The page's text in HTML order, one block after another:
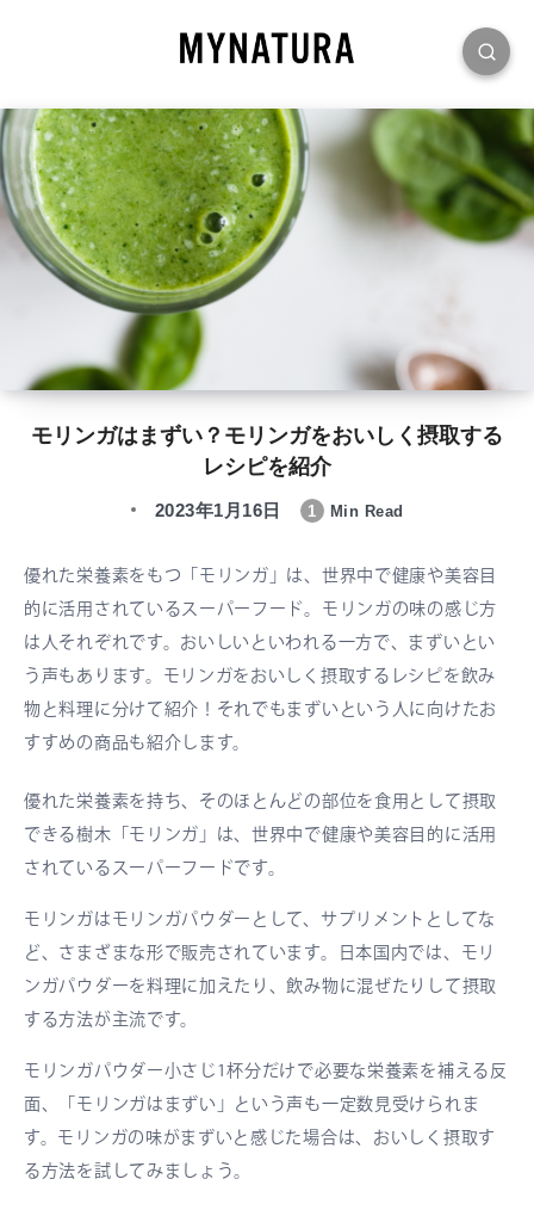
モリンガはまずい？モリンガをおいしく摂取する
レシピを紹介
2023年1月16日 1 Min Read
優れた栄養素をもつ「モリンガ」は、世界中で健康や美容目
的に活用されているスーパーフード。モリンガの味の感じ方
は人それぞれです。おいしいといわれる一方で、まずいとい
う声もあります。モリンガをおいしく摂取するレシピを飲み
物と料理に分けて紹介！それでもまずいという人に向けたお
すすめの商品も紹介します。
優れた栄養素を持ち、そのほとんどの部位を食用として摂取
できる樹木「モリンガ」は、世界中で健康や美容目的に活用
されているスーパーフードです。
モリンガはモリンガパウダーとして、サプリメントとしてな
ど、さまざまな形で販売されています。日本国内では、モリ
ンガパウダーを料理に加えたり、飲み物に混ぜたりして摂取
する方法が主流です。
モリンガパウダー小さじ1杯分だけで必要な栄養素を補える反
面、「モリンガはまずい」という声も一定数見受けられま
す。モリンガの味がまずいと感じた場合は、おいしく摂取す
る方法を試してみましょう。